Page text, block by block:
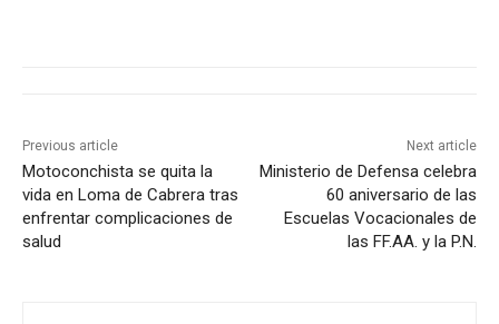
Previous article
Motoconchista se quita la
vida en Loma de Cabrera tras
enfrentar complicaciones de
salud
Next article
Ministerio de Defensa celebra
60 aniversario de las
Escuelas Vocacionales de
las FF.AA. y la P.N.